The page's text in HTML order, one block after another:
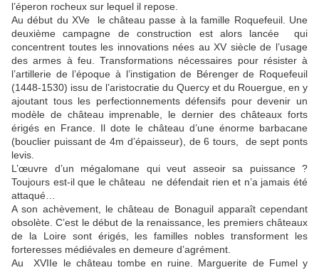
l’éperon rocheux sur lequel il repose.
Au début du XVe le château passe à la famille Roquefeuil. Une
deuxième campagne de construction est alors lancée qui
concentrent toutes les innovations nées au XV siècle de l’usage
des armes à feu. Transformations nécessaires pour résister à
l’artillerie de l’époque à l’instigation de Bérenger de Roquefeuil
(1448-1530) issu de l’aristocratie du Quercy et du Rouergue, en y
ajoutant tous les perfectionnements défensifs pour devenir un
modèle de château imprenable, le dernier des châteaux forts
érigés en France. Il dote le château d’une énorme barbacane
(bouclier puissant de 4m d’épaisseur), de 6 tours, de sept ponts
levis.
L’œuvre d’un mégalomane qui veut asseoir sa puissance ?
Toujours est-il que le château ne défendait rien et n’a jamais été
attaqué…
A son achèvement, le château de Bonaguil apparaît cependant
obsolète. C’est le début de la renaissance, les premiers châteaux
de la Loire sont érigés, les familles nobles transforment les
forteresses médiévales en demeure d’agrément.
Au XVIIe le château tombe en ruine. Marguerite de Fumel y